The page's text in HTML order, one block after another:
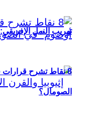
تهريب النمل
8 نقاط تشرح
الصومال؟